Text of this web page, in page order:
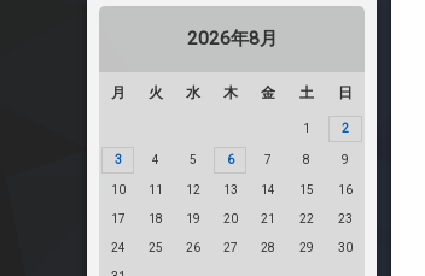
2026年8月
月 火 水 木 金 土 日
1 2
3 4 5 6 7 8 9
10 11 12 13 14 15 16
17 18 19 20 21 22 23
24 25 26 27 28 29 30